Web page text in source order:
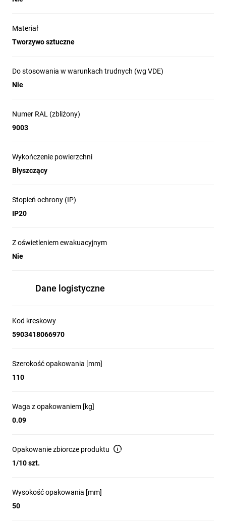
Materiał
Tworzywo sztuczne
Do stosowania w warunkach trudnych (wg VDE)
Nie
Numer RAL (zbliżony)
9003
Wykończenie powierzchni
Błyszczący
Stopień ochrony (IP)
IP20
Z oświetleniem ewakuacyjnym
Nie
Dane logistyczne
Kod kreskowy
5903418066970
Szerokość opakowania [mm]
110
Waga z opakowaniem [kg]
0.09
Opakowanie zbiorcze produktu
1/10 szt.
Wysokość opakowania [mm]
50